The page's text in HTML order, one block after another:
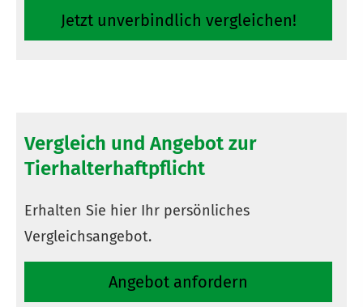
Jetzt unverbindlich ver­gleichen!
Vergleich und Angebot zur
Tierhalterhaftpflicht
Erhalten Sie hier Ihr persönliches
Vergleichsangebot.
An­ge­bot an­for­dern